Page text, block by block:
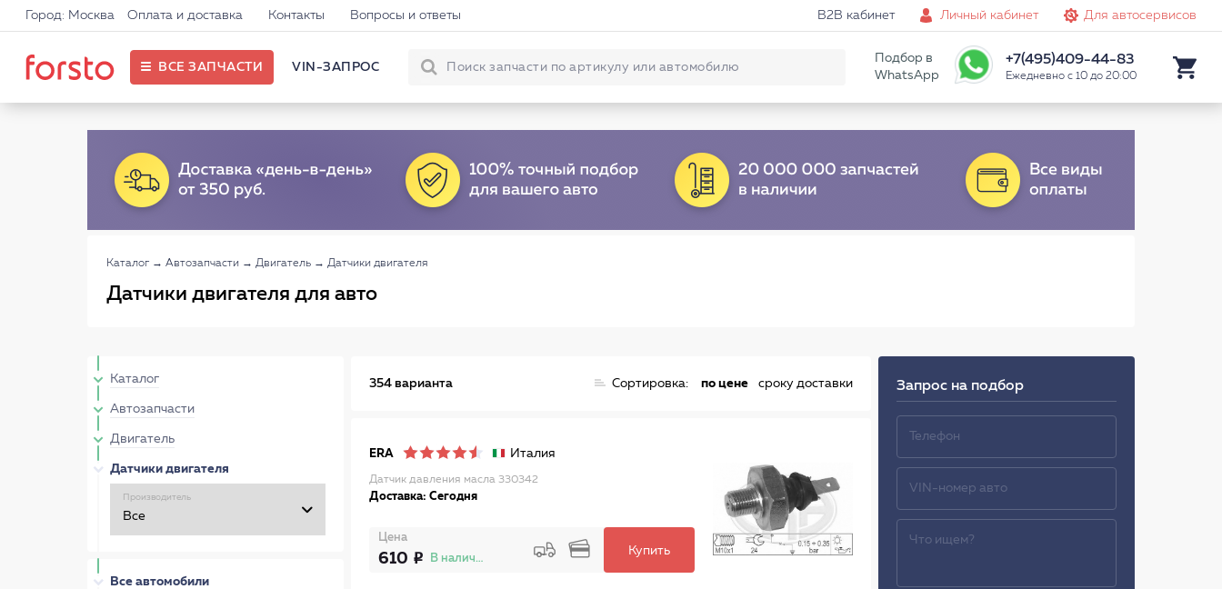
Город: Москва Оплата и доставка Контакты Вопросы и ответы B2B кабинет Личный кабинет Для автосервисов
ВСЕ ЗАПЧАСТИ VIN-ЗАПРОС
Подбор в
WhatsApp
+7(495)409-44-83
Ежедневно с 10 до 20:00
Каталог → Автозапчасти → Двигатель → Датчики двигателя
Датчики двигателя для авто
Каталог
Автозапчасти
Двигатель
Датчики двигателя
Производитель
Все автомобили
354 варианта Сортировка: по цене сроку доставки
ERA Италия
Датчик давления масла 330342
Доставка: Сегодня
Цена
610 В наличии
Купить
Запрос на подбор